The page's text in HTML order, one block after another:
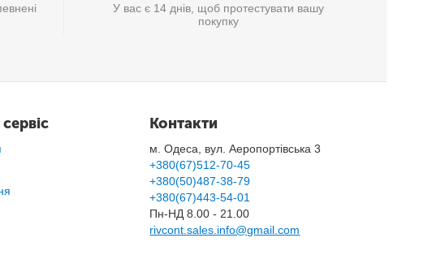
У вас є 14 днів, щоб протестувати вашу
покупку
Контакти
м. Одеса, вул. Аеропортівська 3
+380(67)512-70-45
+380(50)487-38-79
+380(67)443-54-01
Пн-НД 8.00 - 21.00
rivcont.sales.info@gmail.com